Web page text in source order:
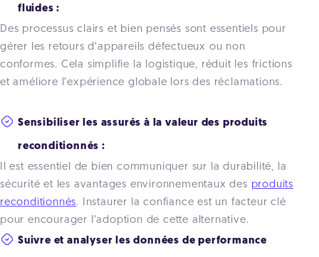
fluides :
Des processus clairs et bien pensés sont essentiels pour
gérer les retours d’appareils défectueux ou non
conformes. Cela simplifie la logistique, réduit les frictions
et améliore l’expérience globale lors des réclamations.
Sensibiliser les assurés à la valeur des produits
reconditionnés :
Il est essentiel de bien communiquer sur la durabilité, la
sécurité et les avantages environnementaux des produits
reconditionnés. Instaurer la confiance est un facteur clé
pour encourager l’adoption de cette alternative.
Suivre et analyser les données de performance